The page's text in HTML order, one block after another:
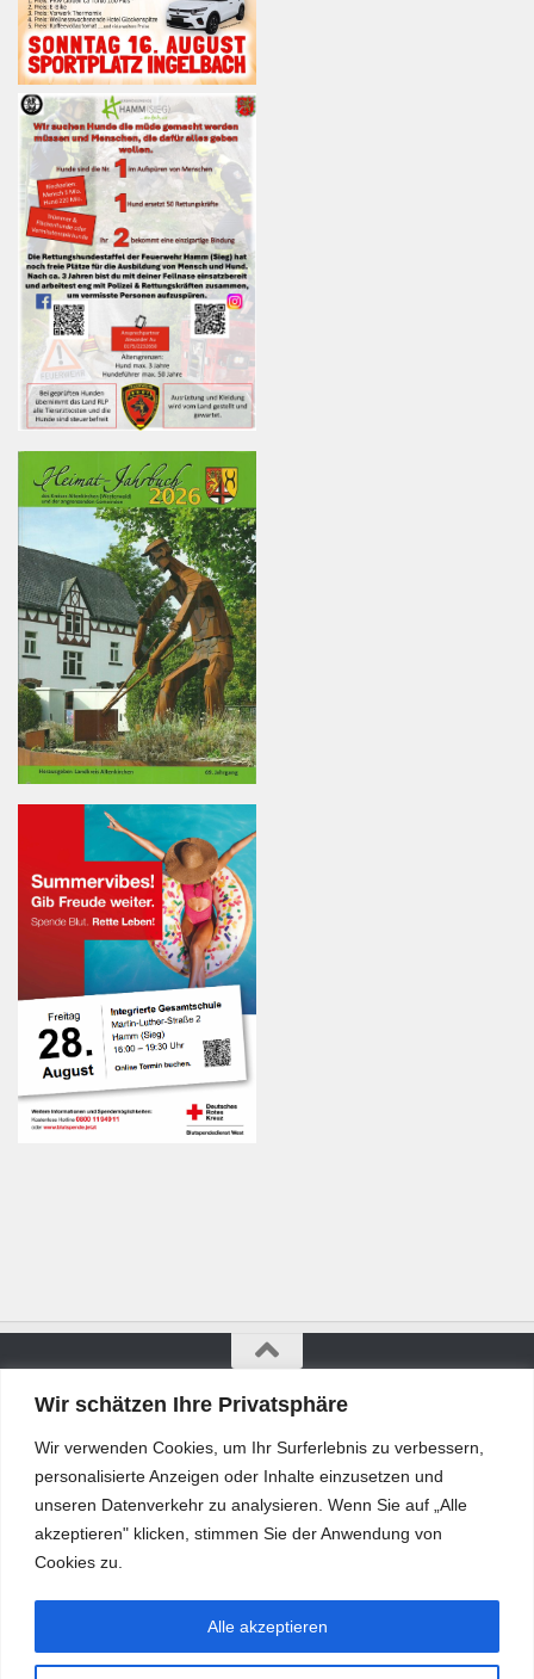
Wir schätzen Ihre Privatsphäre
Wir verwenden Cookies, um Ihr Surferlebnis zu verbessern,
personalisierte Anzeigen oder Inhalte einzusetzen und
unseren Datenverkehr zu analysieren. Wenn Sie auf „Alle
akzeptieren" klicken, stimmen Sie der Anwendung von
Cookies zu.
Alle akzeptieren
Bürgerkurier © 2026. Alle Rechte vorbehalten.